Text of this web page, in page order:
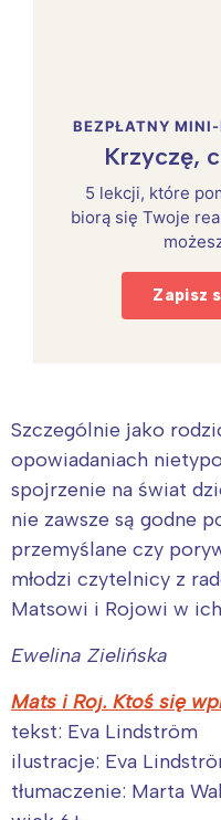
BEZPŁATNY MINI-
Krzyczę,
5 lekcji, które
biorą się Twoje
Zapisz
Szczególnie jako
opowiadaniach
spojrzenie na świat
nie zawsze są godne
przemyślane czy
młodzi czytelnicy z
Matsowi i Rojowi w
Ewelina Zielińska
Mats i Roj. Ktoś się
tekst: Eva Lindström
ilustracje: Eva
tłumaczenie: Marta